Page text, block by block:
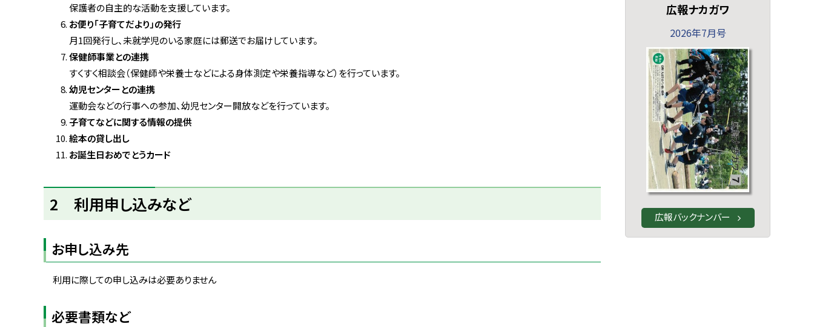
保護者の自主的な活動を支援しています。
お便り「子育てだより」の発行
月1回発行し、未就学児のいる家庭には郵送でお届けしています。
保健師事業との連携
すくすく相談会（保健師や栄養士などによる身体測定や栄養指導など）を行っています。
幼児センターとの連携
運動会などの行事への参加、幼児センター開放などを行っています。
子育てなどに関する情報の提供
絵本の貸し出し
お誕生日おめでとうカード
ト
ッ
戻
2 利用申し込みなど
お申し込み先
利用に際しての申し込みは必要ありません
必要書類など
広報ナカガワ
2026年7月号
広報バックナンバー